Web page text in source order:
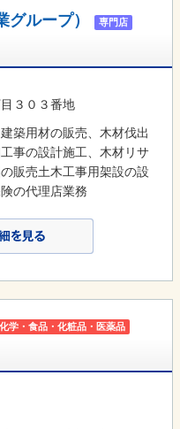
ループ） 専門店
３０３番地
築用材の販売、木材伐出
事の設計施工、木材リサ
販売土木工事用架設の設
の代理店業務
化学・食品・化粧品・医薬品